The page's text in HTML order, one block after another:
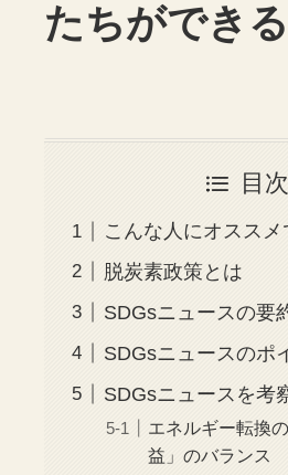
たちができ
目次
こんな人にオススメ
脱炭素政策とは
SDGsニュースの要
SDGsニュースのポ
SDGsニュースを考
エネルギー転換
益」のバランス